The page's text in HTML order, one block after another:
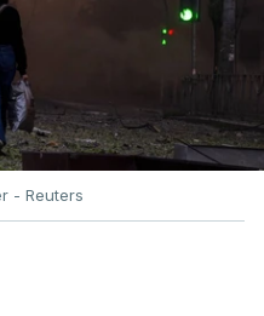
- Reuters